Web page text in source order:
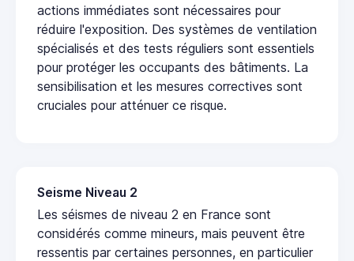
actions immédiates sont nécessaires pour
réduire l'exposition. Des systèmes de ventilation
spécialisés et des tests réguliers sont essentiels
pour protéger les occupants des bâtiments. La
sensibilisation et les mesures correctives sont
cruciales pour atténuer ce risque.
Seisme Niveau 2
Les séismes de niveau 2 en France sont
considérés comme mineurs, mais peuvent être
ressentis par certaines personnes, en particulier